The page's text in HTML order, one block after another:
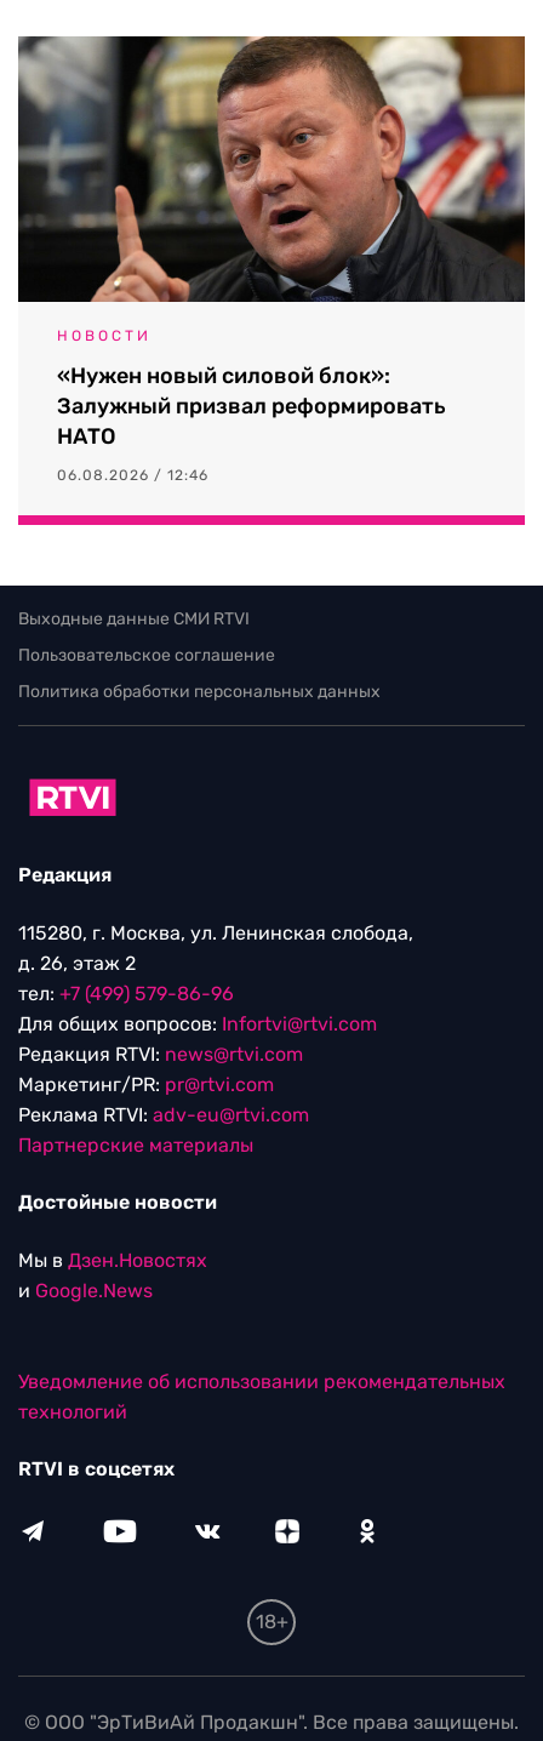
НОВОСТИ
«Нужен новый силовой блок»:
Залужный призвал реформировать
НАТО
06.08.2026 / 12:46
Выходные данные СМИ RTVI
Пользовательское соглашение
Политика обработки персональных данных
Редакция
115280, г. Москва, ул. Ленинская слобода,
д. 26, этаж 2
тел: +7 (499) 579-86-96
Для общих вопросов: Infortvi@rtvi.com
Редакция RTVI: news@rtvi.com
Маркетинг/PR: pr@rtvi.com
Реклама RTVI: adv-eu@rtvi.com
Партнерские материалы
Достойные новости
Мы в Дзен.Новостях
и Google.News
Уведомление об использовании рекомендательных
технологий
RTVI в соцсетях
18+
© ООО "ЭрТиВиАй Продакшн". Все права защищены.